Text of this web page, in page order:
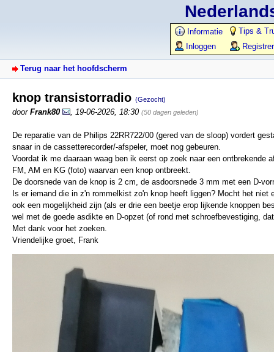
Informatie
Tips &
Inloggen
Terug naar het hoofdscherm
knop transistorradio (Gezocht)
door Frank80 19-06-2026, 18:30 (50 dagen geleden)
De reparatie van de Philips 22RR722/00 (gered van de sloop) vordert
snaar in de cassetterecorder/-afspeler, moet nog gebeuren.
Voordat ik me daaraan waag ben ik eerst op zoek naar een
FM, AM en KG (foto) waarvan een knop ontbreekt.
De doorsnede van de knop is 2 cm, de asdoorsnede 3 mm met een D-
Is er iemand die in z'n rommelkist zo'n knop heeft liggen? Mocht het
ook een mogelijkheid zijn (als er drie een beetje erop lijkende knoppen
wel met de goede asdikte en D-opzet (of rond met schroefbevestiging,
Met dank voor het zoeken.
Vriendelijke groet, Frank